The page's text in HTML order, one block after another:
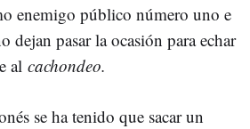
enemigo público número uno e
dejan pasar la ocasión para echar
al cachondeo.
se ha tenido que sacar un